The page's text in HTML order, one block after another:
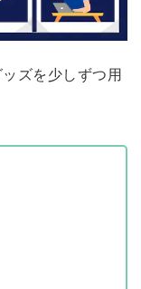
ズを少しずつ用